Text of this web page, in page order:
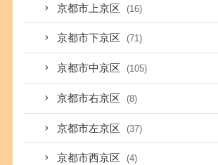
京都市上京区 (16)
京都市下京区 (71)
京都市中京区 (105)
京都市右京区 (8)
京都市左京区 (37)
京都市西京区 (4)